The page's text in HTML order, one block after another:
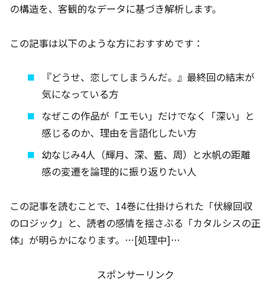
の構造を、客観的なデータに基づき解析します。
この記事は以下のような方におすすめです：
『どうせ、恋してしまうんだ。』最終回の結末が
気になっている方
なぜこの作品が「エモい」だけでなく「深い」と
感じるのか、理由を言語化したい方
幼なじみ4人（輝月、深、藍、周）と水帆の距離
感の変遷を論理的に振り返りたい人
この記事を読むことで、14巻に仕掛けられた「伏線回収
のロジック」と、読者の感情を揺さぶる「カタルシスの正
体」が明らかになります。…[処理中]…
スポンサーリンク